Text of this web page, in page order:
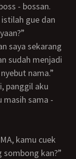
- bossan.
gue dan
sudah menjadi
nama.”
masih sama -
sombong kan?”